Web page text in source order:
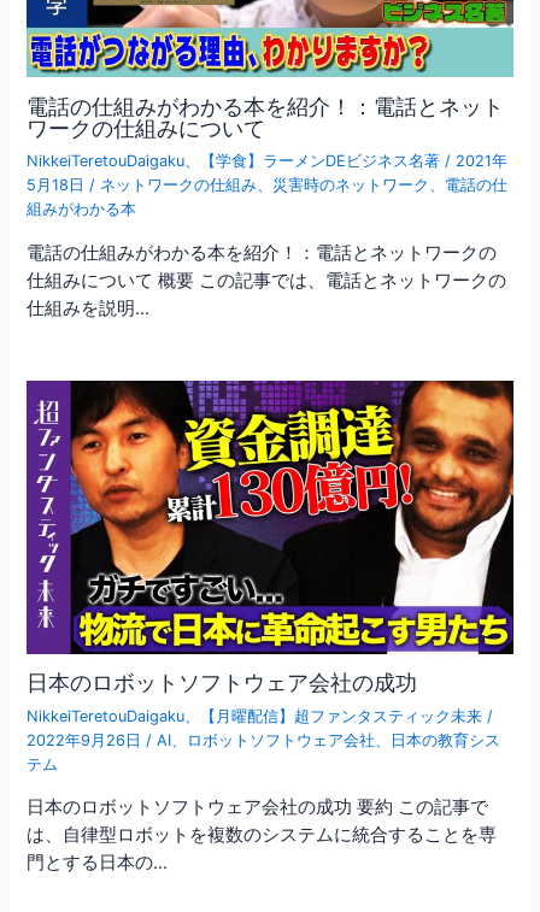
電話の仕組みがわかる本を紹介！：電話とネット
ワークの仕組みについて
NikkeiTeretouDaigaku、 【学食】ラーメンDEビジネス名著 / 2021年
5月18日 / ネットワークの仕組み、 災害時のネットワーク 、 電話の仕
組みがわかる本
電話の仕組みがわかる本を紹介！：電話とネットワークの
仕組みについて 概要 この記事では、電話とネットワークの
仕組みを説明…
日本のロボットソフトウェア会社の成功
NikkeiTeretouDaigaku 【月曜配信】超ファンタスティック未来 /
2022年9月26日 /AI ロボットソフトウェア会社
日本の教育シス
テム
日本のロボットソフトウェア会社の成功 要約 この記事で
は、自律型ロボットを複数のシステムに統合することを専
門とする日本の…